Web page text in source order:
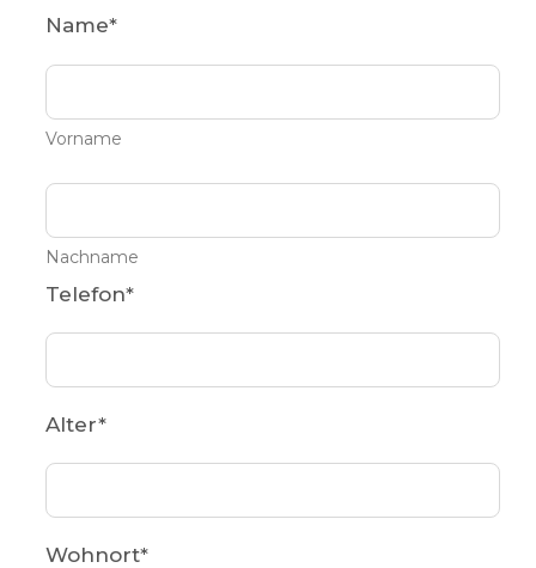
Name*
Vorname
Nachname
Telefon*
Alter*
Wohnort*